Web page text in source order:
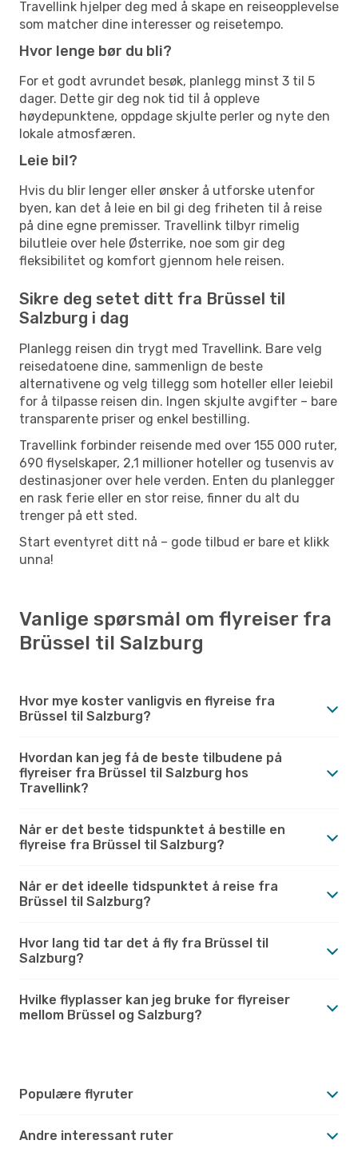
Travellink hjelper deg med å skape en reiseopplevelse
som matcher dine interesser og reisetempo.
Hvor lenge bør du bli?
For et godt avrundet besøk, planlegg minst 3 til 5
dager. Dette gir deg nok tid til å oppleve
høydepunktene, oppdage skjulte perler og nyte den
lokale atmosfæren.
Leie bil?
Hvis du blir lenger eller ønsker å utforske utenfor
byen, kan det å leie en bil gi deg friheten til å reise
på dine egne premisser. Travellink tilbyr rimelig
bilutleie over hele Østerrike, noe som gir deg
fleksibilitet og komfort gjennom hele reisen.
Sikre deg setet ditt fra Brüssel til
Salzburg i dag
Planlegg reisen din trygt med Travellink. Bare velg
reisedatoene dine, sammenlign de beste
alternativene og velg tillegg som hoteller eller leiebil
for å tilpasse reisen din. Ingen skjulte avgifter – bare
transparente priser og enkel bestilling.
Travellink forbinder reisende med over 155 000 ruter,
690 flyselskaper, 2,1 millioner hoteller og tusenvis av
destinasjoner over hele verden. Enten du planlegger
en rask ferie eller en stor reise, finner du alt du
trenger på ett sted.
Start eventyret ditt nå – gode tilbud er bare et klikk
unna!
Vanlige spørsmål om flyreiser fra
Brüssel til Salzburg
Hvor mye koster vanligvis en flyreise fra
Brüssel til Salzburg?
Hvordan kan jeg få de beste tilbudene på
flyreiser fra Brüssel til Salzburg hos
Travellink?
Når er det beste tidspunktet å bestille en
flyreise fra Brüssel til Salzburg?
Når er det ideelle tidspunktet å reise fra
Brüssel til Salzburg?
Hvor lang tid tar det å fly fra Brüssel til
Salzburg?
Hvilke flyplasser kan jeg bruke for flyreiser
mellom Brüssel og Salzburg?
Populære flyruter
Andre interessant ruter